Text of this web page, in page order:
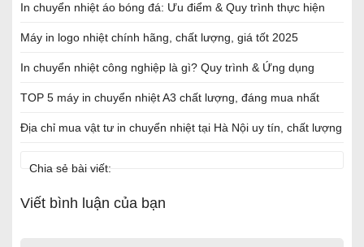
In chuyển nhiệt áo bóng đá: Ưu điểm & Quy trình thực hiện
Máy in logo nhiệt chính hãng, chất lượng, giá tốt 2025
In chuyển nhiệt công nghiệp là gì? Quy trình & Ứng dụng
TOP 5 máy in chuyển nhiệt A3 chất lượng, đáng mua nhất
Địa chỉ mua vật tư in chuyển nhiệt tại Hà Nội uy tín, chất lượng
Chia sẻ bài viết:
Viết bình luận của bạn